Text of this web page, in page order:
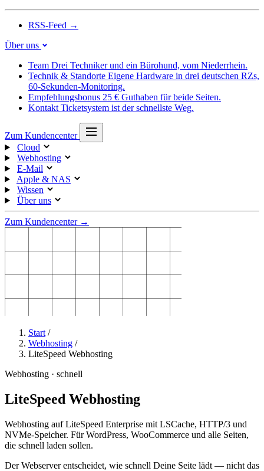
RSS-Feed →
Über uns
Team Drei Techniker und ein Bürohund, vom Niederrhein.
Technik & Standorte Eigene Hardware in drei deutschen RZs,
60-Sekunden-Monitoring.
Empfehlungsbonus 25 € Guthaben für beide Seiten.
Kontakt Ticketsystem ist der schnellste Weg.
Zum Kundencenter
Cloud
Webhosting
E-Mail
Apple & NAS
Wissen
Über uns
Zum Kundencenter →
Start /
Webhosting /
LiteSpeed Webhosting
Webhosting · schnell
LiteSpeed Webhosting
Webhosting auf LiteSpeed Enterprise mit LSCache, HTTP/3 und
NVMe-Speicher. Für WordPress, WooCommerce und alle Seiten,
die schnell laden sollen.
Der Webserver entscheidet, wie schnell Deine Seite lädt — nicht das